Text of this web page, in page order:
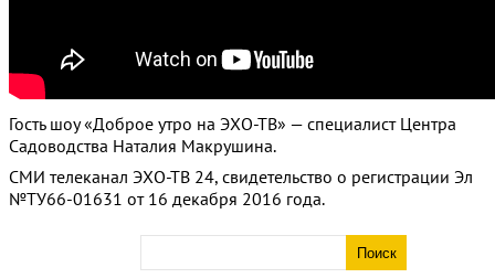
Гость шоу «Доброе утро на ЭХО-ТВ» — специалист Центра
Садоводства Наталия Макрушина.
СМИ телеканал ЭХО-ТВ 24, свидетельство о регистрации Эл
№ТУ66-01631 от 16 декабря 2016 года.